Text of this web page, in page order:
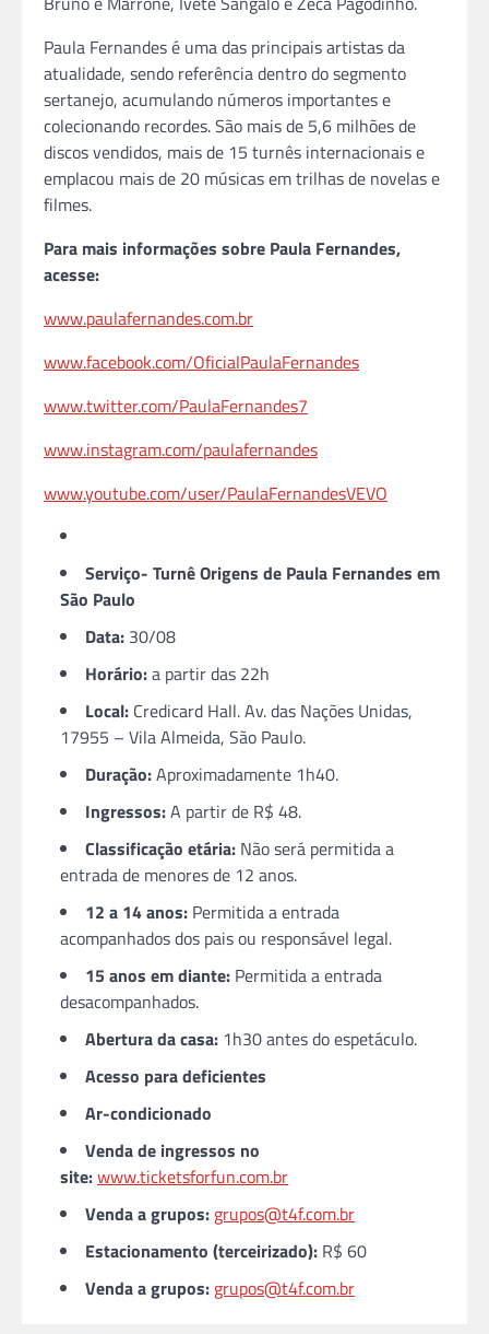
Paula Fernandes é uma das principais artistas da
atualidade, sendo referência dentro do segmento
sertanejo, acumulando números importantes e
colecionando recordes. São mais de 5,6 milhões de
discos vendidos, mais de 15 turnês internacionais e
emplacou mais de 20 músicas em trilhas de novelas e
filmes.
Para mais informações sobre Paula Fernandes,
acesse:
www.paulafernandes.com.br
www.facebook.com/OficialPaulaFernandes
www.twitter.com/PaulaFernandes7
www.instagram.com/paulafernandes
www.youtube.com/user/PaulaFernandesVEVO
Serviço- Turnê Origens de Paula Fernandes em
São Paulo
Data: 30/08
Horário:a partir das 22h
Local: Credicard Hall. Av. das Nações Unidas,
17955 – Vila Almeida, São Paulo.
Duração:Aproximadamente 1h40.
Ingressos:A partir de R$ 48.
Classificação etária: Não será permitida a
entrada de menores de 12 anos.
12 a 14 anos: Permitida a entrada
acompanhados dos pais ou responsável legal.
15 anos em diante: Permitida a entrada
desacompanhados.
Abertura da casa: 1h30 antes do espetáculo.
Acesso para deficientes
Ar-condicionado
Venda de ingressos no
site:www.ticketsforfun.com.br
Venda a grupos: grupos@t4f.com.br
Estacionamento (terceirizado): R$ 60
Venda a grupos: grupos@t4f.com.br